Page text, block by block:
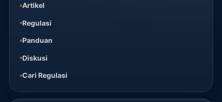
Artikel
Regulasi
Panduan
Diskusi
Cari Regulasi